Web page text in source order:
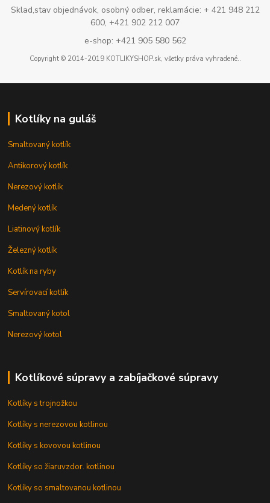
Sklad,stav objednávok, osobný odber, reklamácie: + 421 948 212
600, +421 902 212 007
e-shop: +421 905 580 562
Copyright © 2014-2019 KOTLIKYSHOP.sk, všetky práva vyhradené..
Kotlíky na guláš
Smaltovaný kotlík
Antikorový kotlík
Nerezový kotlík
Medený kotlík
Liatinový kotlík
Železný kotlík
Kotlík na ryby
Servírovací kotlík
Smaltovaný kotol
Nerezový kotol
Kotlíkové súpravy a zabíjačkové súpravy
Kotlíky s trojnožkou
Kotlíky s nerezovou kotlinou
Kotlíky s kovovou kotlinou
Kotlíky so žiaruvzdor. kotlinou
Kotlíky so smaltovanou kotlinou